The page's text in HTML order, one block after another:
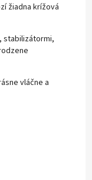
žiadna krížová
stabilizátormi,
vláčne a